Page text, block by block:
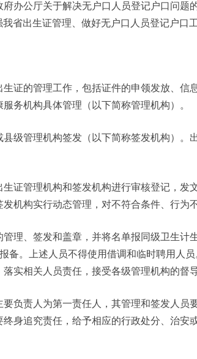
办公厅关于解决无户口人员登记户口问题
省出生证管理、做好无户口人员登记户口
证的管理工作，包括证件的申领发放、信
务机构具体管理（以下简称管理机构）。
级管理机构签发（以下简称签发机构）。
证管理机构和签发机构进行审核登记，发
机构实行动态管理，对不符合条件、行为
理、签发和盖章，并将名单报同级卫生计
备。上述人员不得使用借调和临时聘用人
实相关人员责任，接受各级管理机构的督导
负责人为第一责任人，其管理和签发人员
身追究责任，给予相应的行政处分、治安